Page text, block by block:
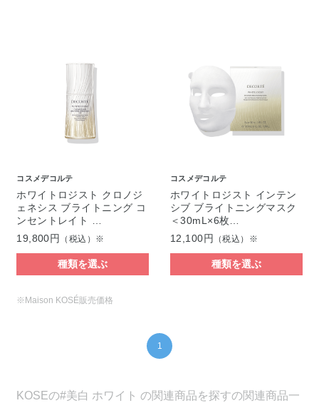
コスメデコルテ
ホワイトロジスト クロノジ
ェネシス ブライトニング コ
ンセントレイト …
19,800円
（税込）※
種類を選ぶ
コスメデコルテ
ホワイトロジスト インテン
シブ ブライトニングマスク
＜30mL×6枚…
12,100円
（税込）※
種類を選ぶ
※Maison KOSÉ販売価格
1
KOSEの#美白 ホワイト の関連商品を探すの関連商品一